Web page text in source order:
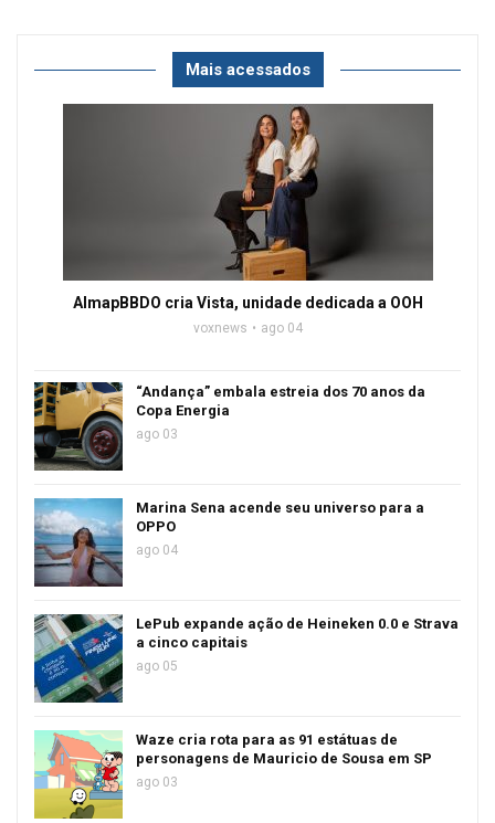
Mais acessados
AlmapBBDO cria Vista, unidade dedicada a OOH
voxnews ago 04
“Andança” embala estreia dos 70 anos da
Copa Energia
ago 03
Marina Sena acende seu universo para a
OPPO
ago 04
LePub expande ação de Heineken 0.0 e Strava
a cinco capitais
ago 05
Waze cria rota para as 91 estátuas de
personagens de Mauricio de Sousa em SP
ago 03